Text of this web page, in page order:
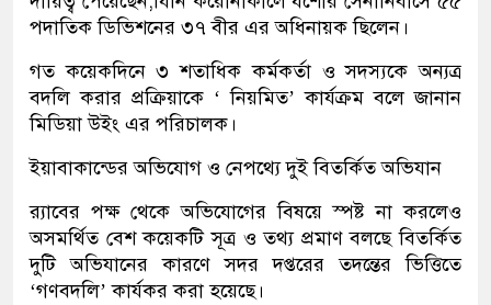
পদাতিক ডিভিশনের ৩৭ বীর এর অধিনায়ক ছিলেন।
গত কয়েকদিনে ৩ শতাধিক কর্মকর্তা ও সদস্যকে অন্যত্র
বদলি করার প্রক্রিয়াকে ‘ নিয়মিত’ কার্যক্রম বলে জানান
মিডিয়া উইং এর পরিচালক।
ইয়াবাকান্ডের অভিযোগ ও নেপথ্যে দুই বিতর্কিত অভিযান
র‍্যাবের পক্ষ থেকে অভিযোগের বিষয়ে স্পষ্ট না করলেও
অসমর্থিত বেশ কয়েকটি সূত্র ও তথ্য প্রমাণ বলছে বিতর্কিত
দুটি অভিযানের কারণে সদর দপ্তরের তদন্তের ভিত্তিতে
‘গণবদলি’ কার্যকর করা হয়েছে।